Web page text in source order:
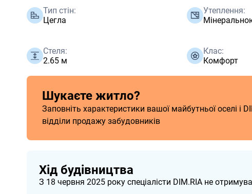
Тип стін:
Цегла
Утеплення:
Стеля:
2.65 м
Клас:
Комфорт
Шукаєте житло?
Заповніть характеристики вашої майбутньої оселі і
відділи продажу забудовників
Хід будівництва
З 18 червня 2025 року спеціалісти DIM.RIA не